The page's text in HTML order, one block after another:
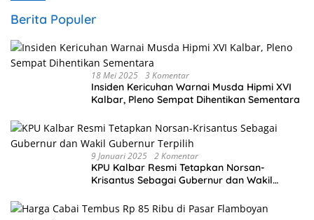
Berita Populer
18 Mei 2025 3 Komentar
Insiden Kericuhan Warnai Musda Hipmi XVI
Kalbar, Pleno Sempat Dihentikan Sementara
9 Januari 2025 2 Komentar
KPU Kalbar Resmi Tetapkan Norsan-
Krisantus Sebagai Gubernur dan Wakil